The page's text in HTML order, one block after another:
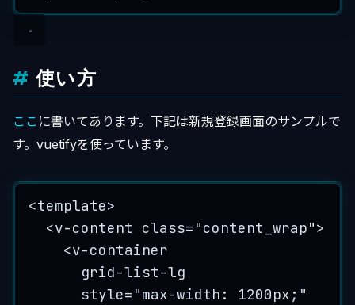
使い方
ここ に書いてあります。下記は新規登録画面のサンプルで
す。vuetifyを使っています。
<template>
<v-content class= "content_wrap">
<v-container
grid-list-lg
style= "max-width: 1200px; "